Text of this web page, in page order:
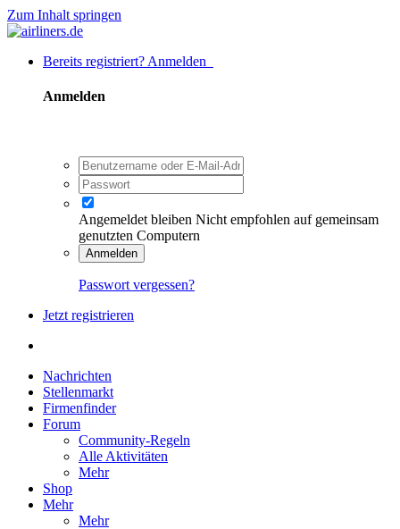
Zum Inhalt springen
Bereits registriert? Anmelden
Anmelden
Angemeldet bleiben Nicht empfohlen auf gemeinsam
genutzten Computern
Anmelden
Passwort vergessen?
Jetzt registrieren
Nachrichten
Stellenmarkt
Firmenfinder
Forum
Community-Regeln
Alle Aktivitäten
Mehr
Shop
Mehr
Mehr